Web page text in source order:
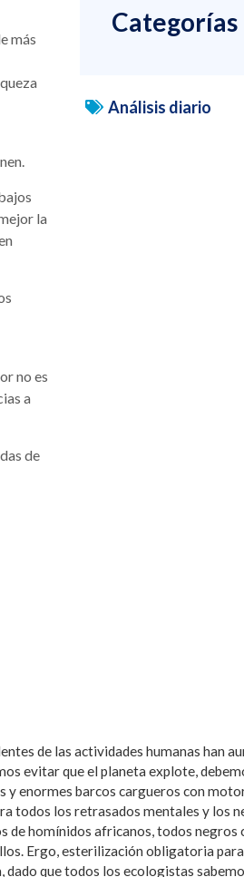
más
la
no es
a
de
Categorías
Análisis diario
de las actividades humanas han
evitar que el planeta explote,
y enormes barcos cargueros con
todos los retrasados mentales y los
de homínidos africanos, todos negros
Ergo, esterilización obligatoria
que todos los ecologistas